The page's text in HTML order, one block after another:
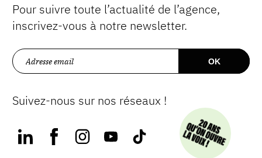
Pour suivre toute l’actualité de l’agence,
inscrivez-vous à notre newsletter.
Suivez-nous sur nos réseaux !